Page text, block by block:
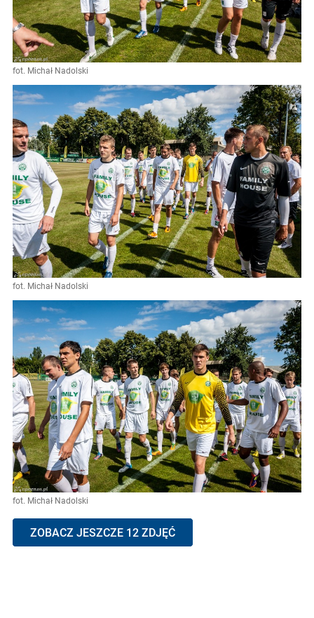
fot. Michał Nadolski
fot. Michał Nadolski
fot. Michał Nadolski
ZOBACZ JESZCZE 12 ZDJĘĆ